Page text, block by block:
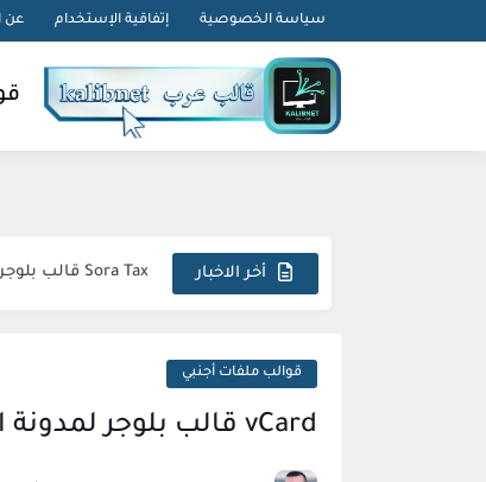
سياسة الخصوصية إتفاقية الإستخدام عن
أخر الاخبار Sora Tax قالب بلوجر الاحترافي السريع المتكامل المثالي
Topify قالب بلوجر فاخر متطور مبهر استثنائي
قوالب ملفات أجنبي
vCard قالب بلوجر لمدونة المحفظة الشخصية